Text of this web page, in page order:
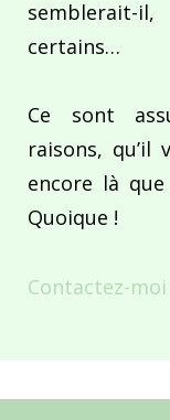
semblerait-
certains…
Ce sont
raisons, qu’il
encore là
Quoique !
Contactez-moi